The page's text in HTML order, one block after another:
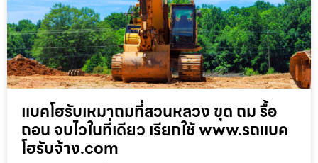
แบคโฮรับเหมาถมที่สวนหลวง ขุด ถม รื้อ
ถอน จบไวในที่เดียว เรียกใช้ www.รถแบค
โฮรับจ้าง.com